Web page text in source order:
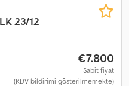
23/12
€7.800
Sabit fiyat
(KDV bildirimi gösterilmemekte)